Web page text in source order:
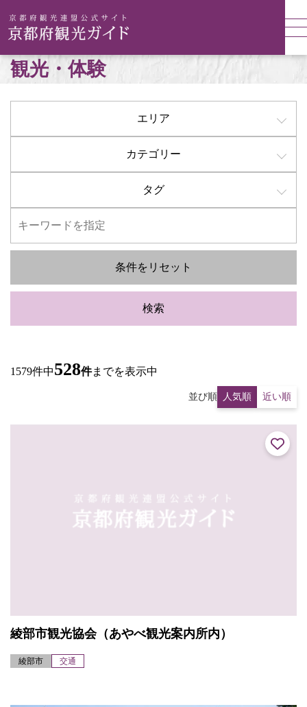
観光・体験
エリア
カテゴリー
タグ
条件をリセット
検索
1579件中528件までを表示中
並び順 人気順 近い順
綾部市観光協会（あやべ観光案内所内）
綾部市 交通